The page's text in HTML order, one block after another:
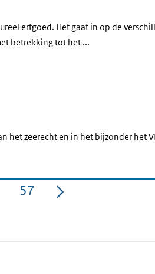
erfgoed. Het gaat in op de
betrekking tot het ...
het zeerecht en in het bijzonder het
Pagina
57